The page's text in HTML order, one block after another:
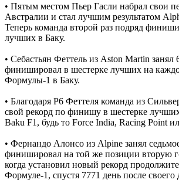
• Пятым местом Пьер Гасли набрал свои
Австралии и стал лучшим результатом
Теперь команда второй раз подряд
лучших в Баку.
• Себастьян Феттель из Aston Martin занял
финишировал в шестерке лучших на
Формулы-1 в Баку.
• Благодаря P6 Феттеля команда из
свой рекорд по финишу в шестерке
Baku F1, будь то Force India, Racing Point
• Фернандо Алонсо из Alpine занял
финишировал на той же позиции вторую
когда установил новый рекорд
Формуле-1, спустя 7771 день после своего